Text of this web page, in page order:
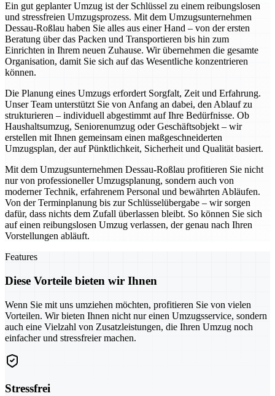
Ein gut geplanter Umzug ist der Schlüssel zu einem reibungslosen
und stressfreien Umzugsprozess. Mit dem Umzugsunternehmen
Dessau-Roßlau haben Sie alles aus einer Hand – von der ersten
Beratung über das Packen und Transportieren bis hin zum
Einrichten in Ihrem neuen Zuhause. Wir übernehmen die gesamte
Organisation, damit Sie sich auf das Wesentliche konzentrieren
können.
Die Planung eines Umzugs erfordert Sorgfalt, Zeit und Erfahrung.
Unser Team unterstützt Sie von Anfang an dabei, den Ablauf zu
strukturieren – individuell abgestimmt auf Ihre Bedürfnisse. Ob
Haushaltsumzug, Seniorenumzug oder Geschäftsobjekt – wir
erstellen mit Ihnen gemeinsam einen maßgeschneiderten
Umzugsplan, der auf Pünktlichkeit, Sicherheit und Qualität basiert.
Mit dem Umzugsunternehmen Dessau-Roßlau profitieren Sie nicht
nur von professioneller Umzugsplanung, sondern auch von
moderner Technik, erfahrenem Personal und bewährten Abläufen.
Von der Terminplanung bis zur Schlüsselübergabe – wir sorgen
dafür, dass nichts dem Zufall überlassen bleibt. So können Sie sich
auf einen reibungslosen Umzug verlassen, der genau nach Ihren
Vorstellungen abläuft.
Features
Diese Vorteile bieten wir Ihnen
Wenn Sie mit uns umziehen möchten, profitieren Sie von vielen
Vorteilen. Wir bieten Ihnen nicht nur einen Umzugsservice, sondern
auch eine Vielzahl von Zusatzleistungen, die Ihren Umzug noch
einfacher und stressfreier machen.
Stressfrei